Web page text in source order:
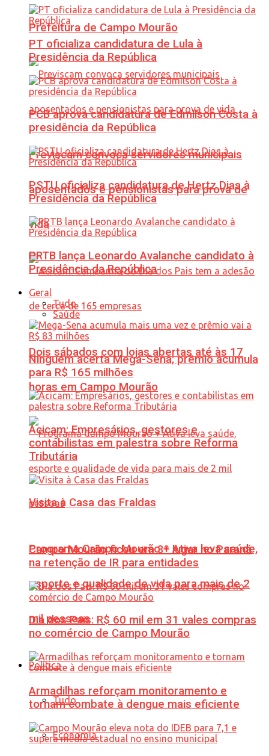
Prefeitura de Campo Mourão
Previscam convoca servidores municipais
aposentados e pensionistas para prova de
vida
Dois sábados com lojas abertas até às 17
horas em Campo Mourão
Programa Campo Mourão + Ativa leva saúde,
esporte e qualidade de vida para mais de 2
mil pessoas
Política
Tudo
Economia
PT oficializa candidatura de Lula à
Presidência da República
PCB aprova candidatura de Edmilson Costa à
presidência da República
PSTU oficializa candidatura de Hertz Dias à
Presidência da República
PRTB lança Leonardo Avalanche candidato à
Presidência da República
Geral
Tudo
Saúde
Ninguém acerta Mega-Sena; prêmio acumula
para R$ 165 milhões
Acicam: Empresários, gestores e
contabilistas em palestra sobre Reforma
Tributária
Visita à Casa das Fraldas
Campo Mourão ficou em 3º lugar no Paraná
na retenção de IR para entidades
Dia dos Pais: R$ 60 mil em 31 vales compras
no comércio de Campo Mourão
Armadilhas reforçam monitoramento e
tornam combate à dengue mais eficiente